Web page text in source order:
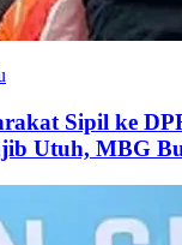
Sipil ke
Utuh, MBG